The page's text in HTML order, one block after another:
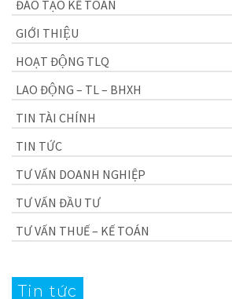
ĐÀO TẠO KẾ TOÁN
GIỚI THIỆU
HOẠT ĐỘNG TLQ
LAO ĐỘNG – TL – BHXH
TIN TÀI CHÍNH
TIN TỨC
TƯ VẤN DOANH NGHIỆP
TƯ VẤN ĐẦU TƯ
TƯ VẤN THUẾ – KẾ TOÁN
Tin tức